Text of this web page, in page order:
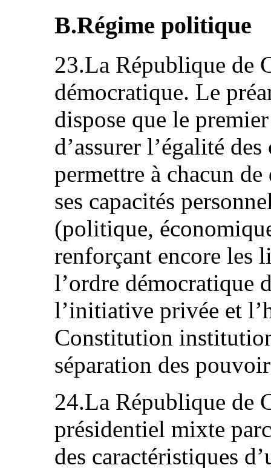
B.Régime politique
23.La République de
démocratique. Le
dispose que le
d’assurer l’égalité
permettre à chacun
ses capacités
(politique,
renforçant encore les
l’ordre démocratique
l’initiative privée et
Constitution
séparation des
24.La République de
présidentiel mixte
des caractéristiques